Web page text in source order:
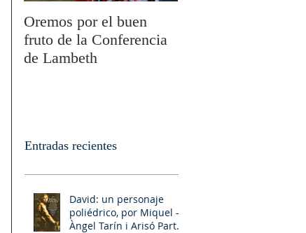
Oremos por el buen
fruto de la Conferencia
de Lambeth
Entradas recientes
David: un personaje
poliédrico, por Miquel –
Àngel Tarín i Arisó Parte